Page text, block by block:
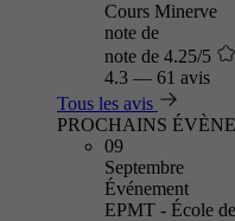
Cours Minerve
note de
note de 4.25/5
4.3 — 61 avis
Tous les avis
PROCHAINS
09
Septembre
Événement
EPMT - École